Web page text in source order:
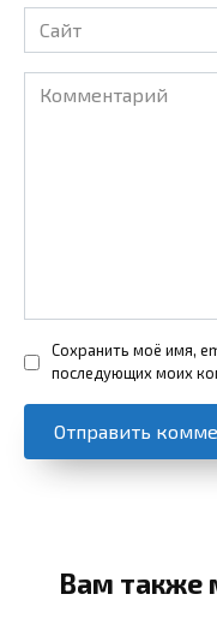
Сайт
Комментарий
Сохранить моё имя,
последующих моих
Вам также